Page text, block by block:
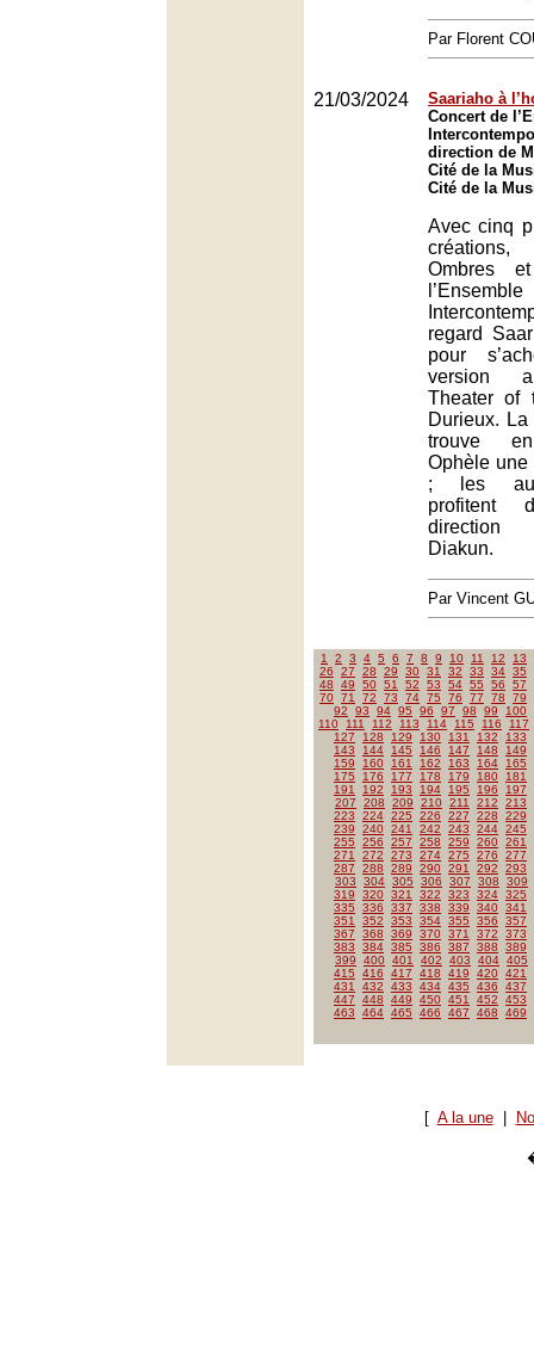
Par Florent
21/03/2024
Saariaho à
Concert de
direction de
Cité de la
Cité de la
Avec cinq
créations,
Ombres
l’Ensemble
regard
pour
version
Theater of
Durieux.
trouve
Ophèle une
; les
profitent
direction
Diakun.
Par Vincent
1 2 3 4 5 6 7 8 9 10 11 12
13
26
27 28 29 30 31 32 33 34 35
48
49 50 51 52 53 54 55 56
57
70 71 72 73 74 75 76 77 78
79
92
93 94 95 96 97 98 99
100
110
111 112 113 114 115 116
117
127
128 129 130 131 132
133
143
144 145 146 147 148
149
159
160 161 162 163 164
165
175
176 177 178 179 180
181
191
192 193 194 195 196
197
207
208 209 210 211 212
213
223
224 225 226 227 228
229
239
240 241 242 243 244 245
255
256 257 258 259 260 261
271
272 273 274 275 276
277
287
288 289 290 291 292
293
303
304 305 306 307 308
309
319
320 321 322 323 324 325
335
336 337 338 339 340 341
351
352 353 354 355 356
357
367
368 369 370 371 372
373
383
384 385 386 387 388
389
399
400 401 402 403 404 405
415
416 417 418 419 420 421
431
432 433 434 435 436
437
447
448 449 450 451 452
453
463
464 465 466 467 468 469
[ A la une|